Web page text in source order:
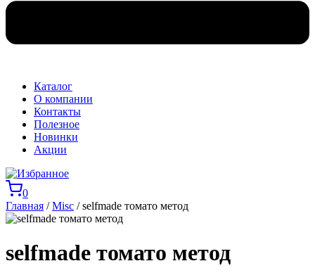
Каталог
О компании
Контакты
Полезное
Новинки
Акции
0
Главная /Misc / selfmade томато метод
selfmade томато метод